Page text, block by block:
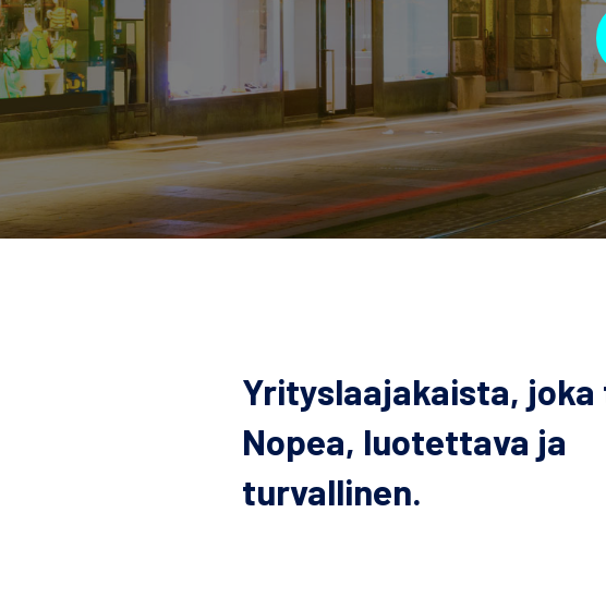
Yrityslaajakaista, joka
Nopea, luotettava ja
turvallinen.